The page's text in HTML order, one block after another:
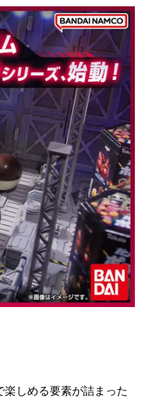
しめる要素が詰まった